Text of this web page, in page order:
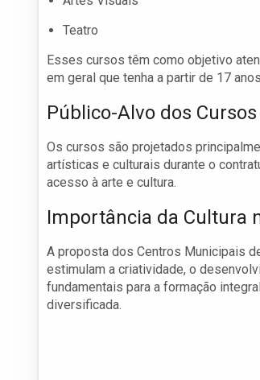
Teatro
Esses cursos têm como objetivo
em geral que tenha a partir de 17
Público-Alvo dos
Os cursos são projetados
artísticas e culturais durante o
acesso à arte e cultura.
Importância da Cultura
A proposta dos Centros Municipais
estimulam a criatividade, o
fundamentais para a formação
diversificada.